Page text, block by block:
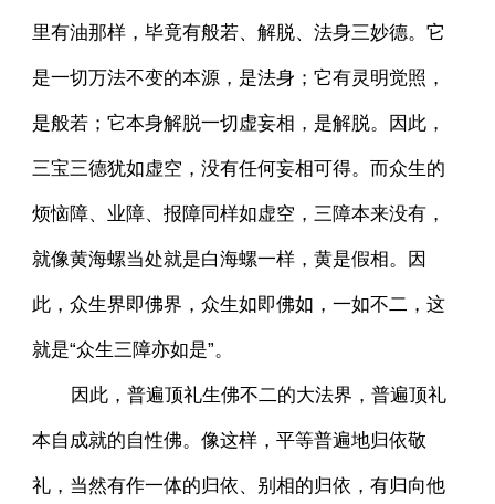
里有油那样，毕竟有般若、解脱、法身三妙德。它
是一切万法不变的本源，是法身；它有灵明觉照，
是般若；它本身解脱一切虚妄相，是解脱。因此，
三宝三德犹如虚空，没有任何妄相可得。而众生的
烦恼障、业障、报障同样如虚空，三障本来没有，
就像黄海螺当处就是白海螺一样，黄是假相。因
此，众生界即佛界，众生如即佛如，一如不二，这
就是“众生三障亦如是”。
因此，普遍顶礼生佛不二的大法界，普遍顶礼
本自成就的自性佛。像这样，平等普遍地归依敬
礼，当然有作一体的归依、别相的归依，有归向他